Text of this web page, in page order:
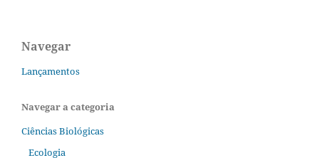
Navegar
Lançamentos
Navegar a categoria
Ciências Biológicas
Ecologia